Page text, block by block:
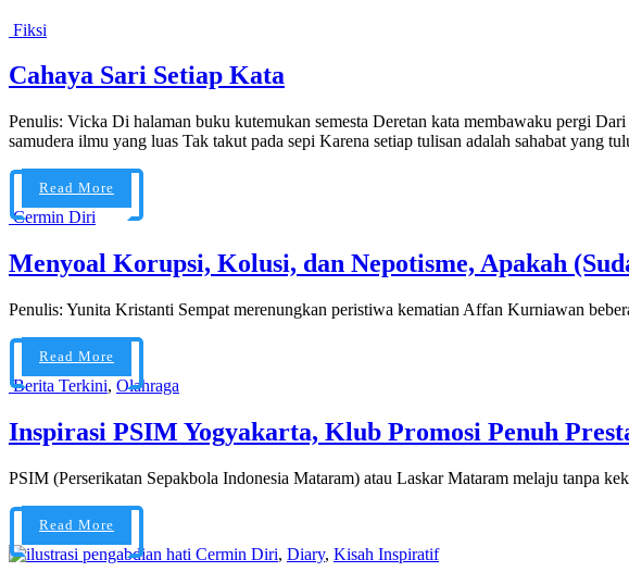
Fiksi
Cahaya Sari Setiap Kata
Penulis: Vicka Di halaman buku kutemukan semesta Deretan kata membawaku pergi
samudera ilmu yang luas Tak takut pada sepi Karena setiap tulisan adalah sahabat yang
Read More
Cermin Diri
Menyoal Korupsi, Kolusi, dan Nepotisme, Apakah
Penulis: Yunita Kristanti Sempat merenungkan peristiwa kematian Affan Kurniawan
Read More
Berita Terkini, Olahraga
Inspirasi PSIM Yogyakarta, Klub Promosi Penuh
PSIM (Perserikatan Sepakbola Indonesia Mataram) atau Laskar Mataram melaju tanpa
Read More
Cermin Diri, Diary, Kisah Inspiratif